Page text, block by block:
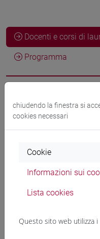
Docenti e corsi di
Programma
CAMEROTTO
Materiali su Moodle
chiudendo la finestra si
cookies necessari
Cookie
Informazioni sui
Lista cookies
Questo sito web utilizza i